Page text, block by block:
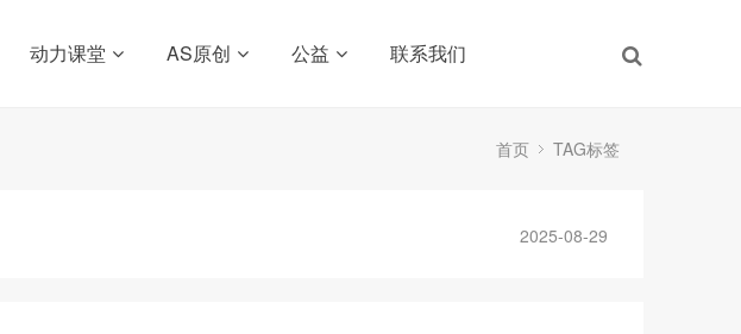
动力课堂 AS原创 公益 联系我们
首页 TAG标签
2025-08-29